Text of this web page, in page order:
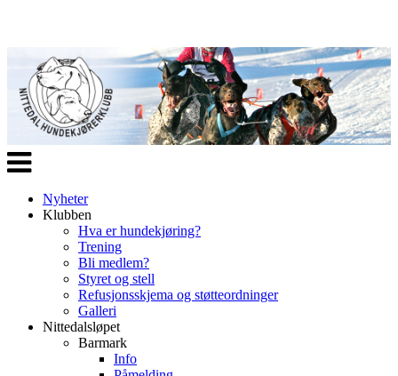
Veksle
navigasjon
Nyheter
Klubben
Hva er hundekjøring?
Trening
Bli medlem?
Styret og stell
Refusjonsskjema og støtteordninger
Galleri
Nittedalsløpet
Barmark
Info